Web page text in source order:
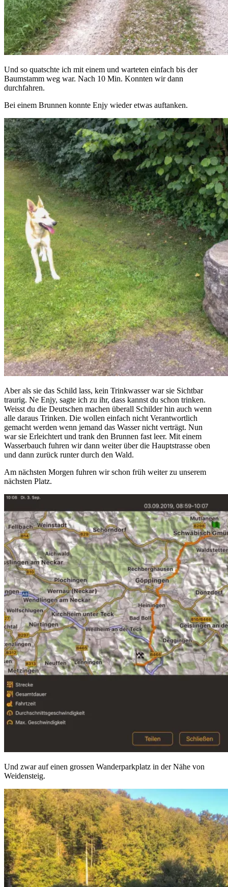
Und so quatschte ich mit einem und warteten einfach bis der
Baumstamm weg war. Nach 10 Min. Konnten wir dann
durchfahren.
Bei einem Brunnen konnte Enjy wieder etwas auftanken.
Aber als sie das Schild lass, kein Trinkwasser war sie Sichtbar
traurig. Ne Enjy, sagte ich zu ihr, dass kannst du schon trinken.
Weisst du die Deutschen machen überall Schilder hin auch wenn
alle daraus Trinken. Die wollen einfach nicht Verantwortlich
gemacht werden wenn jemand das Wasser nicht verträgt. Nun
war sie Erleichtert und trank den Brunnen fast leer. Mit einem
Wasserbauch fuhren wir dann weiter über die Hauptstrasse oben
und dann zurück runter durch den Wald.
Am nächsten Morgen fuhren wir schon früh weiter zu unserem
nächsten Platz.
Und zwar auf einen grossen Wanderparkplatz in der Nähe von
Weidensteig.